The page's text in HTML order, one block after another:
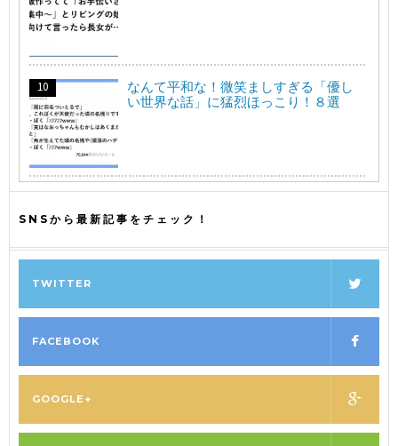
なんて平和な！微笑ましすぎる「優し
い世界な話」に猛烈ほっこり！８選
SNSから最新記事をチェック！
TWITTER
FACEBOOK
GOOGLE+